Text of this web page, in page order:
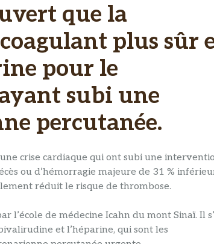
que la
plus sûr
pour le
subi une
percutanée.
crise cardiaque qui ont subi une
ou d’hémorragie majeure de 31 %
réduit le risque de thrombose.
l’école de médecine Icahn du mont Sinaï. Il
et l’héparine, qui sont les